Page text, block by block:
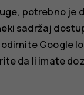
potrebno je
sadržaj
Google
da li imate